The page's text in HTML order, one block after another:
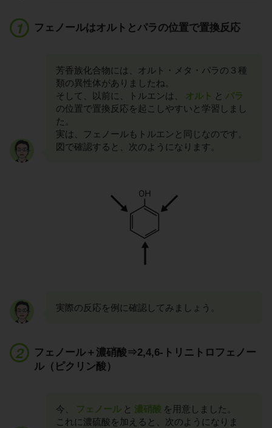
フェノールはオルトとパラの位置で置換反応
芳香族化合物には、オルト・メタ・パラの３種
類の異性体がありましたね。
そして、以前に、トルエンは、
オルト と パラ
の位置で置換反応を起こしやすいと学習しまし
た。
実は、フェノールもトルエンと同じなのです。
図で確認すると、次のようになります。
実際の反応を例に確認してみましょう。
フェノール＋濃硝酸⇒2,4,6-トリニトロフェノー
ル（ピクリン酸）
今、 フェノール と 濃硝酸 を用意しました。
これに濃硫酸を加えると、次のようになりま